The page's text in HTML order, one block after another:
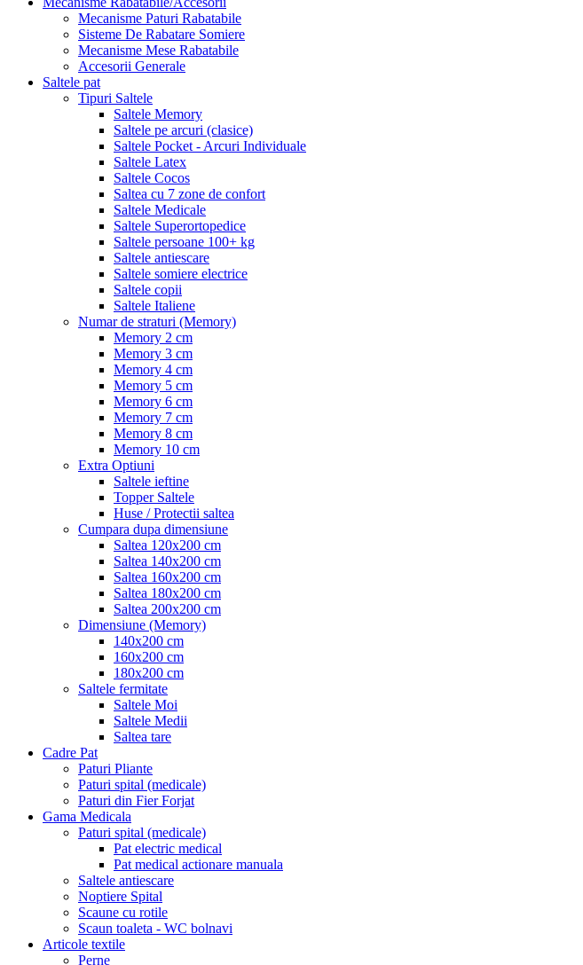
Mecanisme Paturi Rabatabile
Sisteme De Rabatare Somiere
Mecanisme Mese Rabatabile
Accesorii Generale
Saltele pat
Tipuri Saltele
Saltele Memory
Saltele pe arcuri (clasice)
Saltele Pocket - Arcuri Individuale
Saltele Latex
Saltele Cocos
Saltea cu 7 zone de confort
Saltele Medicale
Saltele Superortopedice
Saltele persoane 100+ kg
Saltele antiescare
Saltele somiere electrice
Saltele copii
Saltele Italiene
Numar de straturi (Memory)
Memory 2 cm
Memory 3 cm
Memory 4 cm
Memory 5 cm
Memory 6 cm
Memory 7 cm
Memory 8 cm
Memory 10 cm
Extra Optiuni
Saltele ieftine
Topper Saltele
Huse / Protectii saltea
Cumpara dupa dimensiune
Saltea 120x200 cm
Saltea 140x200 cm
Saltea 160x200 cm
Saltea 180x200 cm
Saltea 200x200 cm
Dimensiune (Memory)
140x200 cm
160x200 cm
180x200 cm
Saltele fermitate
Saltele Moi
Saltele Medii
Saltea tare
Cadre Pat
Paturi Pliante
Paturi spital (medicale)
Paturi din Fier Forjat
Gama Medicala
Paturi spital (medicale)
Pat electric medical
Pat medical actionare manuala
Saltele antiescare
Noptiere Spital
Scaune cu rotile
Scaun toaleta - WC bolnavi
Articole textile
Perne